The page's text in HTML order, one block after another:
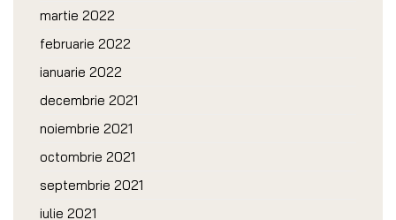
martie 2022
februarie 2022
ianuarie 2022
decembrie 2021
noiembrie 2021
octombrie 2021
septembrie 2021
iulie 2021